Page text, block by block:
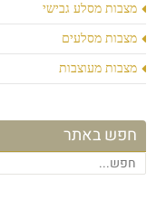
מצבות מסלע גבישי
מצבות מסלעים
מצבות מעוצבות
חפש באתר